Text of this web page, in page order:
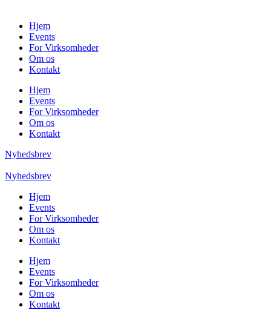
Hjem
Events
For Virksomheder
Om os
Kontakt
Hjem
Events
For Virksomheder
Om os
Kontakt
Nyhedsbrev
Nyhedsbrev
Hjem
Events
For Virksomheder
Om os
Kontakt
Hjem
Events
For Virksomheder
Om os
Kontakt